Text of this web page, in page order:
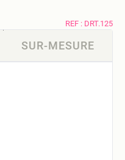
REF : DRT.125
SUR-MESURE